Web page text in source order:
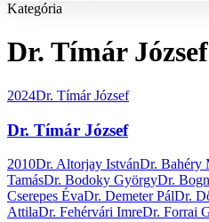
Kategória
Dr. Tímár József
2024Dr. Tímár József
Dr. Tímár József
2010Dr. Altorjay IstvánDr. Bahéry
TamásDr. Bodoky GyörgyDr.
Cserepes ÉvaDr. Demeter PálDr.
AttilaDr. Fehérvári ImreDr. Forrai